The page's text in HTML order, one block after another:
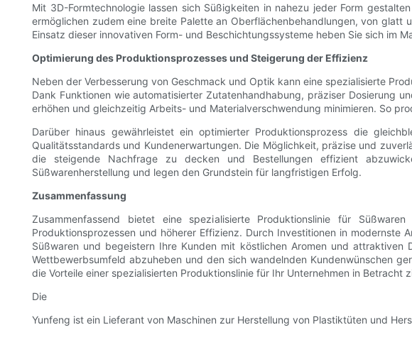
Mit 3D-Formtechnologie lassen sich Süßigkeiten in nahezu jeder Form
ermöglichen zudem eine breite Palette an Oberflächenbehandlungen, von
Einsatz dieser innovativen Form- und Beschichtungssysteme heben Sie sich im
Optimierung des Produktionsprozesses und Steigerung der Effizienz
Neben der Verbesserung von Geschmack und Optik kann eine spezialisierte
Dank Funktionen wie automatisierter Zutatenhandhabung, präziser Dosierung
erhöhen und gleichzeitig Arbeits- und Materialverschwendung minimieren. So
Darüber hinaus gewährleistet ein optimierter Produktionsprozess die
Qualitätsstandards und Kundenerwartungen. Die Möglichkeit, präzise und
die steigende Nachfrage zu decken und Bestellungen effizient
Süßwarenherstellung und legen den Grundstein für langfristigen Erfolg.
Zusammenfassung
Zusammenfassend bietet eine spezialisierte Produktionslinie für
Produktionsprozessen und höherer Effizienz. Durch Investitionen in
Süßwaren und begeistern Ihre Kunden mit köstlichen Aromen und
Wettbewerbsumfeld abzuheben und den sich wandelnden Kundenwünschen
die Vorteile einer spezialisierten Produktionslinie für Ihr Unternehmen in Betracht
Die
Yunfeng ist ein Lieferant von Maschinen zur Herstellung von Plastiktüten und